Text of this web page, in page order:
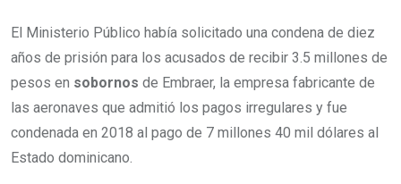
El Ministerio Público había solicitado una condena de diez
años de prisión para los acusados de recibir 3.5 millones de
pesos en sobornos de Embraer, la empresa fabricante de
las aeronaves que admitió los pagos irregulares y fue
condenada en 2018 al pago de 7 millones 40 mil dólares al
Estado dominicano.